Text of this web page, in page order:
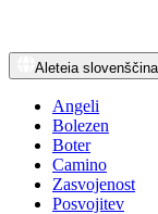
Aleteia slovenščina
Angeli
Bolezen
Boter
Camino
Zasvojenost
Posvojitev